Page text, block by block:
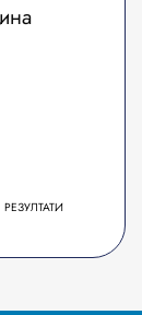
РЕЗУЛТАТИ